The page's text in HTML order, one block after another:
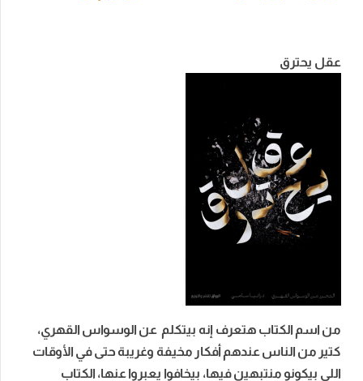
عقل يحترق
من اسم الكتاب هتعرف إنه بيتكلم عن الوسواس القهري،
كتير من الناس عندهم أفكار مخيفة وغريبة حتى في الأوقات
اللي بيكونو منتبهين فيها، بيخافوا يعبروا عنها، الكتاب